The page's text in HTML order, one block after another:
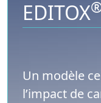
EDITOX
Un modèle
l’impact de